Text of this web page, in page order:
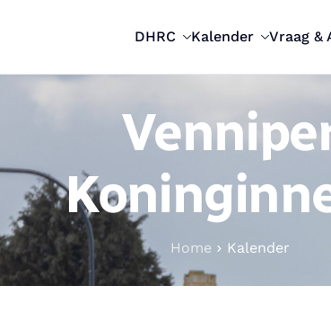
DHRC Kalender Vraag &
Home Kalender